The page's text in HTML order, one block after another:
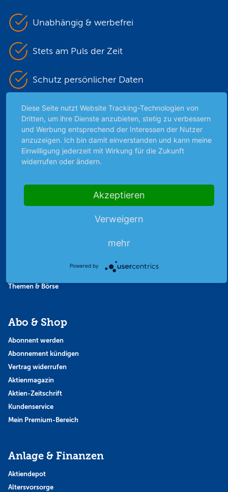
Unabhängig & werbefrei
Stets am Puls der Zeit
Schutz persönlicher Daten
Sicher mit SSL-Verschlüsselung
Highlights
Börsengespräche
Themen & Börse
Abo & Shop
Abonnent werden
Abonnement kündigen
Vertrag widerrufen
Aktienmagazin
Aktien-Zeitschrift
Kundenservice
Mein Premium-Bereich
Anlage & Finanzen
Aktiendepot
Altersvorsorge
Diese Seite nutzt Website Tracking-Technologien von
Dritten, um ihre Dienste anzubieten, stetig zu verbessern
und Werbung entsprechend der Interessen der Nutzer
anzuzeigen. Ich bin damit einverstanden und kann meine
Einwilligung jederzeit mit Wirkung für die Zukunft
widerrufen oder ändern.
Akzeptieren
Verweigern
mehr
Powered by